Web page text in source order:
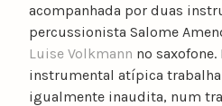
acompanhada por duas
percussionista Salome
Luise Volkmann no
instrumental atípica
igualmente inaudita, num